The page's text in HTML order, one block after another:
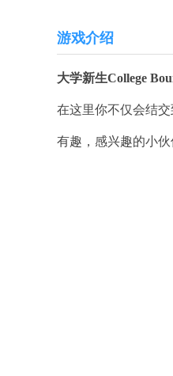
游戏介绍
大学新生College
在这里你不仅会结
有趣，感兴趣的小伙